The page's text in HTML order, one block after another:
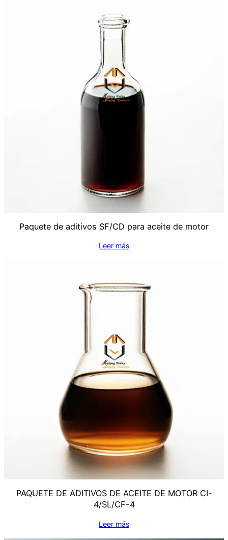
Paquete de aditivos SF/CD para aceite de motor
Leer más
PAQUETE DE ADITIVOS DE ACEITE DE MOTOR CI-
4/SL/CF-4
Leer más